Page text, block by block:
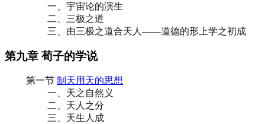
一、宇宙论的演生
二、三极之道
三、由三极之道合天人——道德的形上学之初成
第九章 荀子的学说
第一节 制天用天的思想
一、天之自然义
二、天人之分
三、天生人成